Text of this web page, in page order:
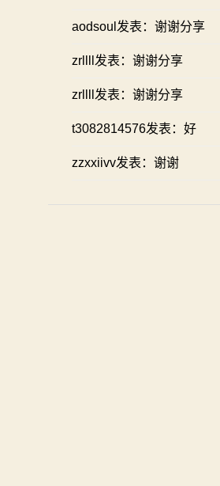
aodsoul发表：谢谢分享
zrllll发表：谢谢分享
zrllll发表：谢谢分享
t3082814576发表：好
zzxxiivv发表：谢谢